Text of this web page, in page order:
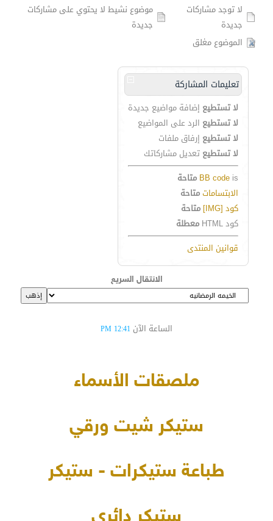
لا توجد مشاركات
جديدة
موضوع نشيط لا يحتوي على مشاركات
جديدة
الموضوع مغلق
تعليمات المشاركة
لا تستطيع إضافة مواضيع جديدة
لا تستطيع الرد على المواضيع
لا تستطيع إرفاق ملفات
لا تستطيع تعديل مشاركاتك
BB code is
متاحة
الابتساماتمتاحة
كود [IMG]
متاحة
كود HTML
معطلة
قوانين المنتدى
الانتقال السريع
الساعة الآن 12:41 PM
ملصقات الأسماء
ستيكر شيت ورقي
طباعة ستيكرات - ستيكر